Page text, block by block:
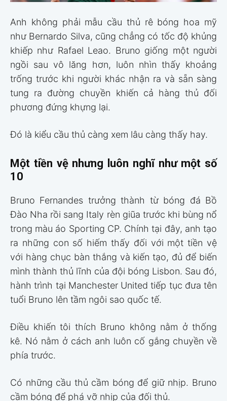
Anh không phải mẫu cầu thủ rê bóng hoa mỹ
như Bernardo Silva, cũng chẳng có tốc độ khủng
khiếp như Rafael Leao. Bruno giống một người
ngồi sau vô lăng hơn, luôn nhìn thấy khoảng
trống trước khi người khác nhận ra và sẵn sàng
tung ra đường chuyền khiến cả hàng thủ đối
phương đứng khựng lại.
Đó là kiểu cầu thủ càng xem lâu càng thấy hay.
Một tiền vệ nhưng luôn nghĩ như một số
10
Bruno Fernandes trưởng thành từ bóng đá Bồ
Đào Nha rồi sang Italy rèn giũa trước khi bùng nổ
trong màu áo Sporting CP. Chính tại đây, anh tạo
ra những con số hiếm thấy đối với một tiền vệ
với hàng chục bàn thắng và kiến tạo, đủ để biến
mình thành thủ lĩnh của đội bóng Lisbon. Sau đó,
hành trình tại Manchester United tiếp tục đưa tên
tuổi Bruno lên tầm ngôi sao quốc tế.
Điều khiến tôi thích Bruno không nằm ở thống
kê. Nó nằm ở cách anh luôn cố gắng chuyền về
phía trước.
Có những cầu thủ cầm bóng để giữ nhịp. Bruno
cầm bóng để phá vỡ nhịp của đối thủ.